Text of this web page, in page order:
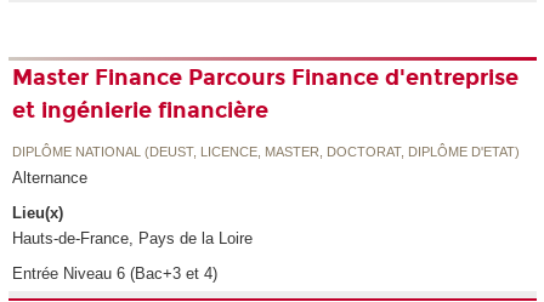
Master Finance Parcours Finance d'entreprise
et ingénierie financière
DIPLÔME NATIONAL (DEUST, LICENCE, MASTER, DOCTORAT, DIPLÔME D'ETAT)
Alternance
Lieu(x)
Hauts-de-France, Pays de la Loire
Entrée Niveau 6 (Bac+3 et 4)